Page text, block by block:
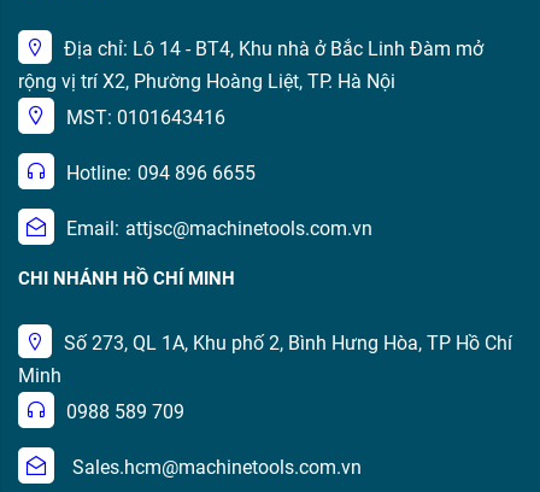
Địa chỉ: Lô 14 - BT4, Khu nhà ở Bắc Linh Đàm mở
rộng vị trí X2, Phường Hoàng Liệt, TP. Hà Nội
MST: 0101643416
Hotline: 094 896 6655
Email: attjsc@machinetools.com.vn
CHI NHÁNH HỒ CHÍ MINH
Số 273, QL 1A, Khu phố 2, Bình Hưng Hòa, TP Hồ Chí
Minh
0988 589 709
Sales.hcm@machinetools.com.vn